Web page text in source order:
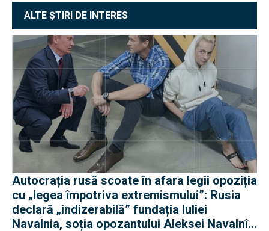
ALTE ȘTIRI DE INTERES
Autocrația rusă scoate în afara legii opoziția
cu „legea împotriva extremismului”: Rusia
declară „indizerabilă” fundația Iuliei
Navalnia, soția opozantului Aleksei Navalnîi,